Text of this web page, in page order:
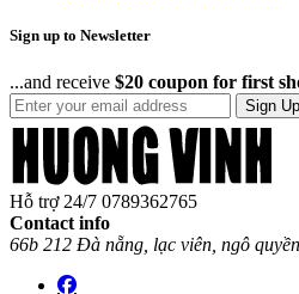
Sign up to Newsletter
...and receive $20 coupon for first
Sign Up
Hỗ trợ 24/7 0789362765
Contact info
66b 212 Đà nẵng, lạc viên, ngô